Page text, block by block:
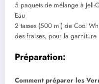
5 paquets de mélange à Jell-
Eau
2 tasses (500 ml) de Cool
des fraises, pour la garniture
Préparation:
Comment préparer les